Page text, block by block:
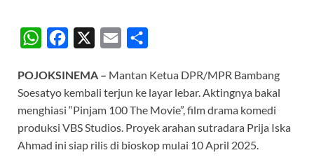
W
a
t
A
c
e
b
o
a
i
a
r
POJOKSINEMA – Mantan Ketua DPR/MPR Bambang
Soesatyo kembali terjun ke layar lebar. Aktingnya bakal
menghiasi “Pinjam 100 The Movie”, film drama komedi
produksi VBS Studios. Proyek arahan sutradara Prija Iska
Ahmad ini siap rilis di bioskop mulai 10 April 2025.